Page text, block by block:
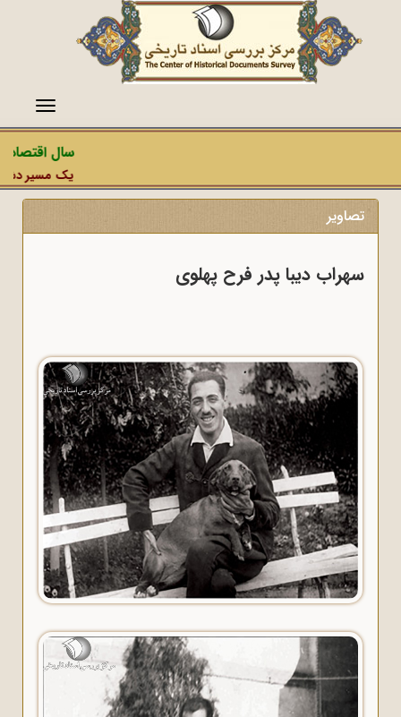
منو
سال
یک مسیر
تصاویر
سهراب دیبا پدر فرح پهلوی